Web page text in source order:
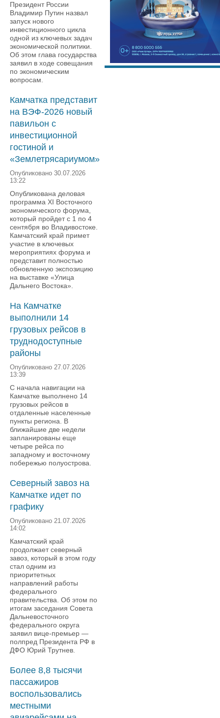
Президент России
Владимир Путин назвал
запуск нового
инвестиционного цикла
одной из ключевых задач
экономической политики.
Об этом глава государства
заявил в ходе совещания
по экономическим
вопросам.
Камчатка представит
на ВЭФ-2026 новый
павильон с
инвестиционной
гостиной и
«Землетрясариумом»
Опубликовано 30.07.2026
13:22
Опубликована деловая
программа XI Восточного
экономического форума,
который пройдет с 1 по 4
сентября во Владивостоке.
Камчатский край примет
участие в ключевых
мероприятиях форума и
представит полностью
обновленную экспозицию
на выставке «Улица
Дальнего Востока».
На Камчатке
выполнили 14
грузовых рейсов в
труднодоступные
районы
Опубликовано 27.07.2026
13:39
С начала навигации на
Камчатке выполнено 14
грузовых рейсов в
отдаленные населенные
пункты региона. В
ближайшие две недели
запланированы еще
четыре рейса по
западному и восточному
побережью полуострова.
Северный завоз на
Камчатке идет по
графику
Опубликовано 21.07.2026
14:02
Камчатский край
продолжает северный
завоз, который в этом году
стал одним из
приоритетных
направлений работы
федерального
правительства. Об этом по
итогам заседания Совета
Дальневосточного
федерального округа
заявил вице-премьер —
полпред Президента РФ в
ДФО Юрий Трутнев.
Более 8,8 тысячи
пассажиров
воспользовались
местными